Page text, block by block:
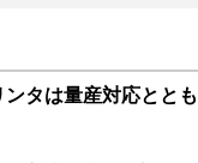
ンタは量産対応とと